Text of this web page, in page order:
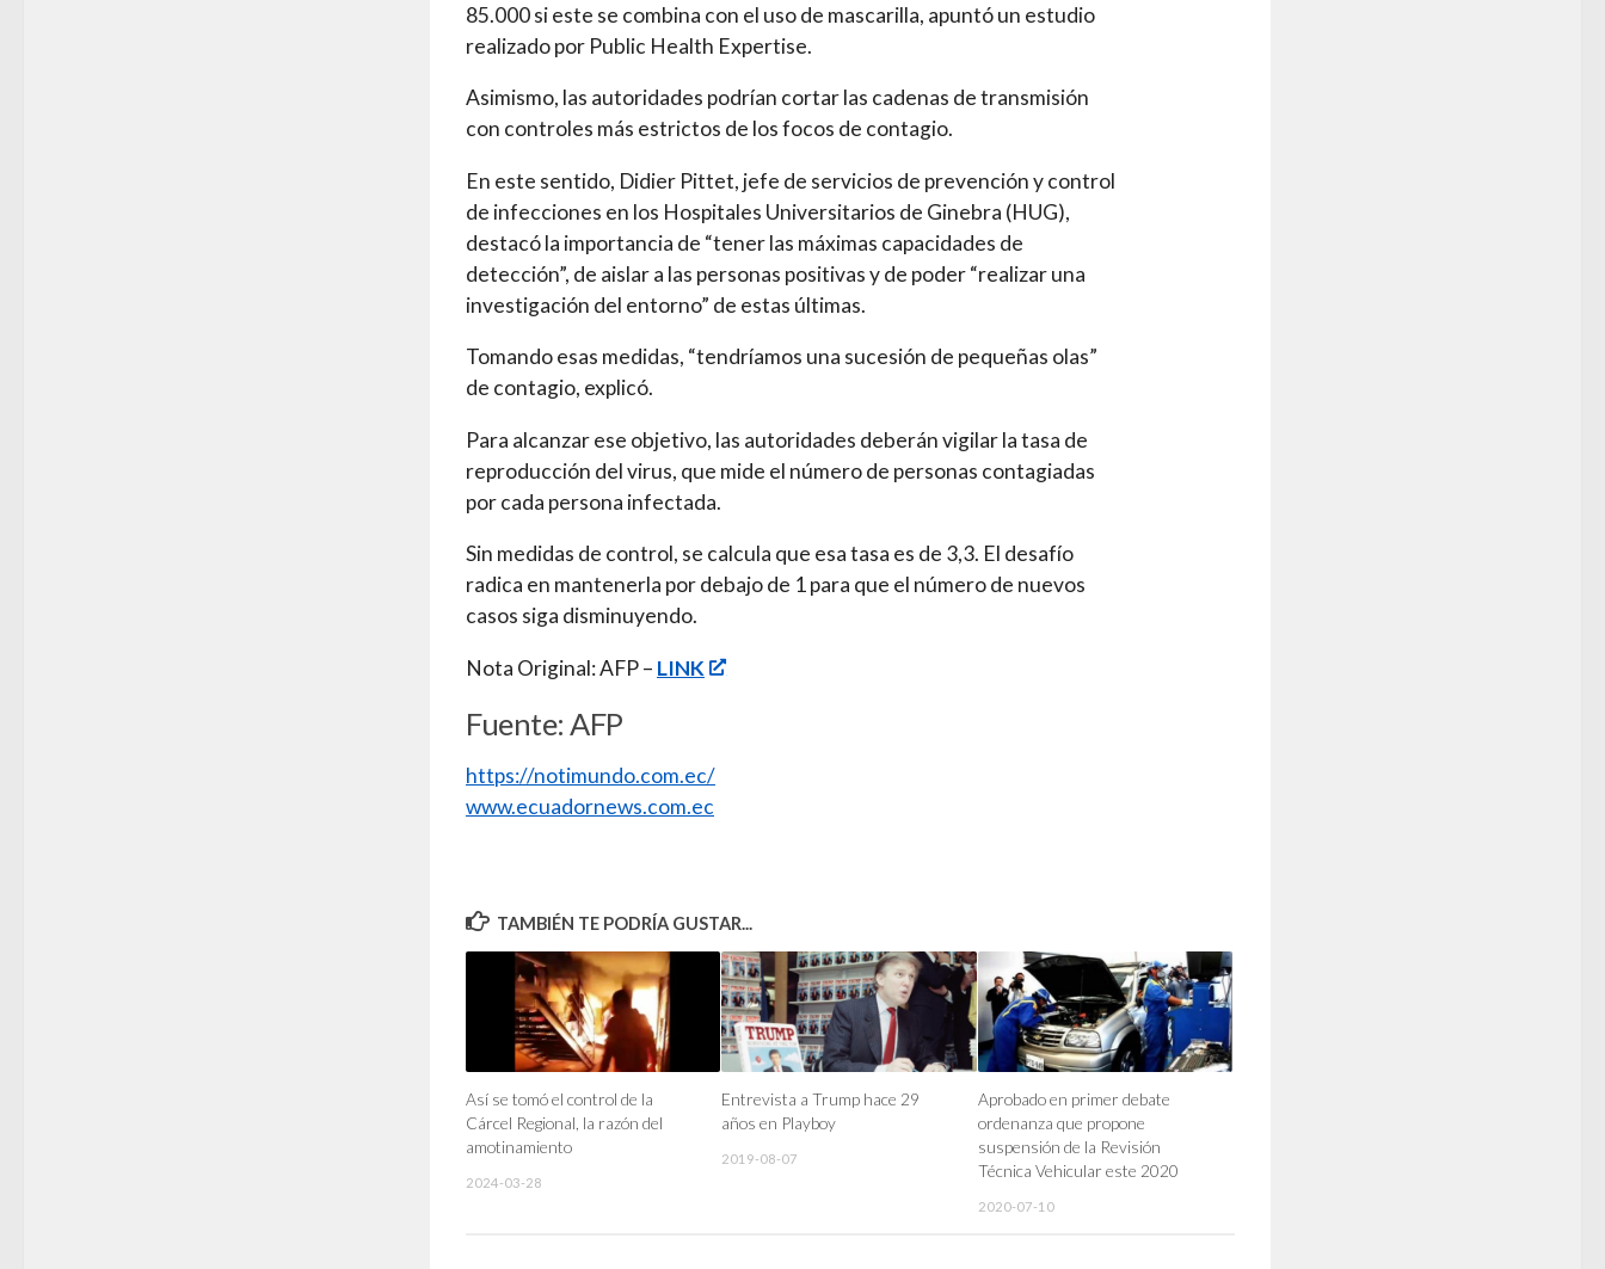
85.000 si este se combina con el uso de mascarilla, apuntó un estudio
realizado por Public Health Expertise.
Asimismo, las autoridades podrían cortar las cadenas de transmisión
con controles más estrictos de los focos de contagio.
En este sentido, Didier Pittet, jefe de servicios de prevención y control
de infecciones en los Hospitales Universitarios de Ginebra (HUG),
destacó la importancia de “tener las máximas capacidades de
detección”, de aislar a las personas positivas y de poder “realizar una
investigación del entorno” de estas últimas.
Tomando esas medidas, “tendríamos una sucesión de pequeñas olas”
de contagio, explicó.
Para alcanzar ese objetivo, las autoridades deberán vigilar la tasa de
reproducción del virus, que mide el número de personas contagiadas
por cada persona infectada.
Sin medidas de control, se calcula que esa tasa es de 3,3. El desafío
radica en mantenerla por debajo de 1 para que el número de nuevos
casos siga disminuyendo.
Nota Original: AFP – LINK
Fuente: AFP
https://notimundo.com.ec/
www.ecuadornews.com.ec
TAMBIÉN TE PODRÍA GUSTAR...
Así se tomó el control de la
Cárcel Regional, la razón del
amotinamiento
2024-03-28
Entrevista a Trump hace 29
años en Playboy
2019-08-07
Aprobado en primer debate
ordenanza que propone
suspensión de la Revisión
Técnica Vehicular este 2020
2020-07-10